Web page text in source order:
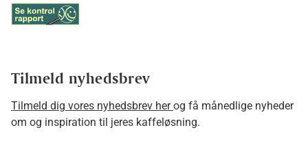
Tilmeld nyhedsbrev
Tilmeld dig vores nyhedsbrev herog få månedlige nyheder
om og inspiration til jeres kaffeløsning.